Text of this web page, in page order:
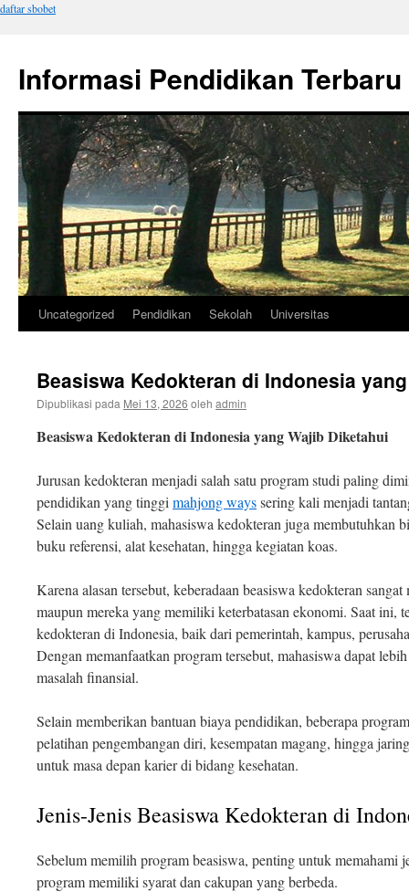
daftar sbobet
Informasi Pendidikan Terbaru
Langsung
Uncategorized Pendidikan Sekolah Universitas
Beasiswa Kedokteran di Indonesia
Dipublikasi pada Mei 13, 2026 oleh admin
Beasiswa Kedokteran di Indonesia yang Wajib Diketahui
Jurusan kedokteran menjadi salah satu program studi paling
pendidikan yang tinggi mahjong wayssering kali menjadi
Selain uang kuliah, mahasiswa kedokteran juga membutuhkan
buku referensi, alat kesehatan, hingga kegiatan koas.
Karena alasan tersebut, keberadaan beasiswa kedokteran
maupun mereka yang memiliki keterbatasan ekonomi. Saat ini,
kedokteran di Indonesia, baik dari pemerintah, kampus,
Dengan memanfaatkan program tersebut, mahasiswa dapat
masalah finansial.
Selain memberikan bantuan biaya pendidikan, beberapa
pelatihan pengembangan diri, kesempatan magang, hingga
untuk masa depan karier di bidang kesehatan.
Jenis-Jenis Beasiswa Kedokteran di
Sebelum memilih program beasiswa, penting untuk memahami
program memiliki syarat dan cakupan yang berbeda.